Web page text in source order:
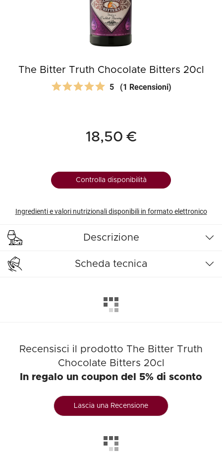
The Bitter Truth Chocolate Bitters 20cl
5 (1 Recensioni)
18,50 €
Controlla disponibilità
Ingredienti e valori nutrizionali disponibili in formato elettronico
Descrizione
Scheda tecnica
Recensisci il prodotto The Bitter Truth
Chocolate Bitters 20cl
In regalo un coupon del 5% di sconto
Lascia una Recensione